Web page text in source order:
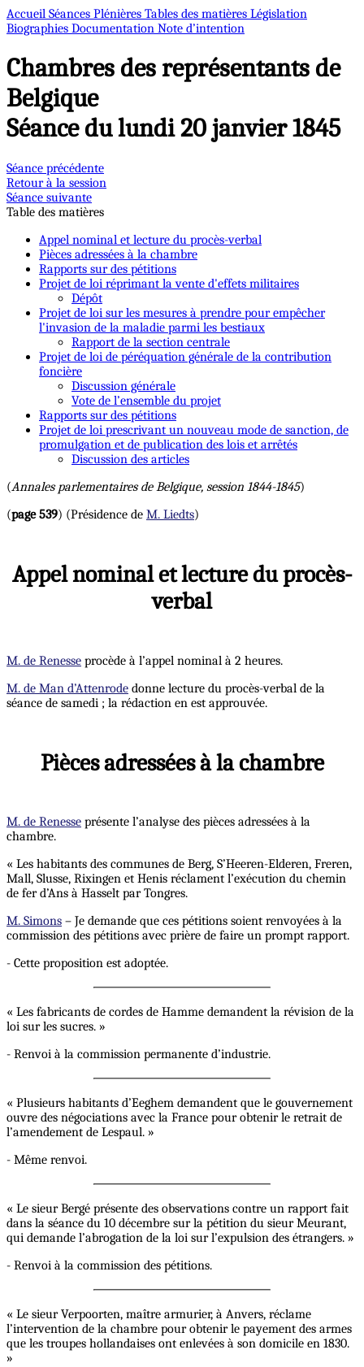
Accueil Séances Plénières Tables des matières Législation
Biographies Documentation Note d’intention
Chambres des représentants de
Belgique
Séance du lundi 20 janvier 1845
Séance précédente
Retour à la session
Séance suivante
Table des matières
Appel nominal et lecture du procès-verbal
Pièces adressées à la chambre
Rapports sur des pétitions
Projet de loi réprimant la vente d'effets militaires
Dépôt
Projet de loi sur les mesures à prendre pour empêcher
l'invasion de la maladie parmi les bestiaux
Rapport de la section centrale
Projet de loi de péréquation générale de la contribution
foncière
Discussion générale
Vote de l’ensemble du projet
Rapports sur des pétitions
Projet de loi prescrivant un nouveau mode de sanction, de
promulgation et de publication des lois et arrêtés
Discussion des articles
(Annales parlementaires de Belgique, session 1844-1845)
(page 539) (Présidence de M. Liedts)
Appel nominal et lecture du procès-
verbal
M. de Renesse procède à l’appel nominal à 2 heures.
M. de Man d’Attenrode donne lecture du procès-verbal de la
séance de samedi ; la rédaction en est approuvée.
Pièces adressées à la chambre
M. de Renesse présente l’analyse des pièces adressées à la
chambre.
« Les habitants des communes de Berg, S’Heeren-Elderen, Freren,
Mall, Slusse, Rixingen et Henis réclament l’exécution du chemin
de fer d’Ans à Hasselt par Tongres.
M. Simons – Je demande que ces pétitions soient renvoyées à la
commission des pétitions avec prière de faire un prompt rapport.
- Cette proposition est adoptée.
« Les fabricants de cordes de Hamme demandent la révision de la
loi sur les sucres. »
- Renvoi à la commission permanente d’industrie.
« Plusieurs habitants d’Eeghem demandent que le gouvernement
ouvre des négociations avec la France pour obtenir le retrait de
l’amendement de Lespaul. »
- Même renvoi.
« Le sieur Bergé présente des observations contre un rapport fait
dans la séance du 10 décembre sur la pétition du sieur Meurant,
qui demande l’abrogation de la loi sur l’expulsion des étrangers. »
- Renvoi à la commission des pétitions.
« Le sieur Verpoorten, maître armurier, à Anvers, réclame
l’intervention de la chambre pour obtenir le payement des armes
que les troupes hollandaises ont enlevées à son domicile en 1830.
»